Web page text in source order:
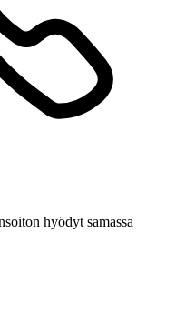
hyödyt samassa